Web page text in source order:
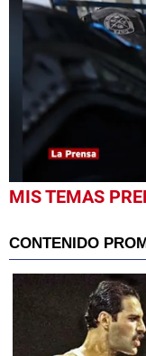
0
seconds
minute,
51
seconds
MIS TEMAS